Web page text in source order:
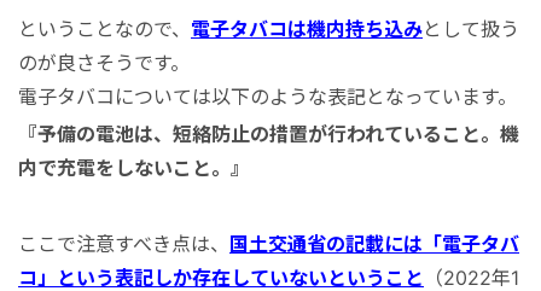
ということなので、 電子タバコは機内持ち込みとして扱う
のが良さそうです。
電子タバコについては以下のような表記となっています。
『予備の電池は、短絡防止の措置が行われていること。機
内で充電をしないこと。 』
ここで注意すべき点は、 国土交通省の記載には「電子タバ
コ」という表記しか存在していないということ （2022年1